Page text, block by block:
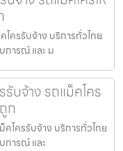
โครรับจ้าง บริการทั่วไทย
การณ์ และ ม
รับจ้าง รถแม็คโคร
ก
คโครรับจ้าง บริการทั่วไทย
การณ์ และ